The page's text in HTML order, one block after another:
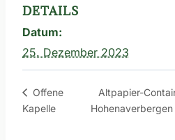
DETAILS
Datum:
25. Dezember 2023
Offene
Kapelle
Altpapier-
Hohenaverbergen